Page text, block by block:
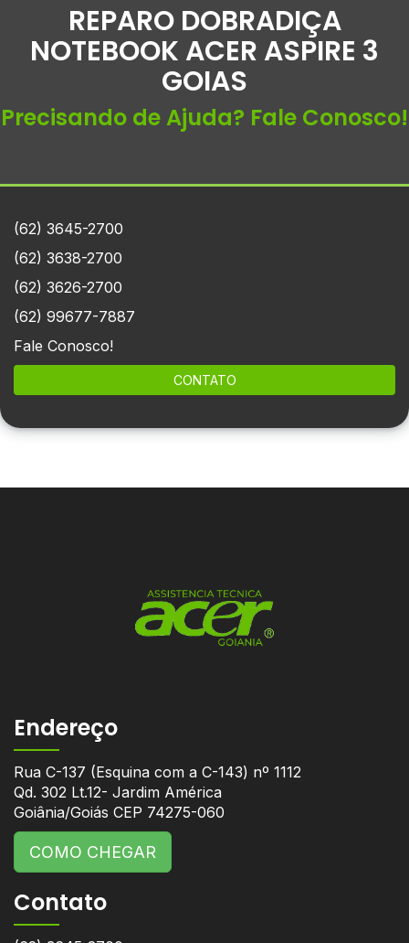
REPARO DOBRADIÇA
NOTEBOOK ACER ASPIRE 3
GOIAS
Precisando de Ajuda? Fale Conosco!
(62) 3645-2700
(62) 3638-2700
(62) 3626-2700
(62) 99677-7887
Fale Conosco!
CONTATO
Endereço
Rua C-137 (Esquina com a C-143) nº 1112
Qd. 302 Lt.12- Jardim América
Goiânia/Goiás CEP 74275-060
COMO CHEGAR
Contato